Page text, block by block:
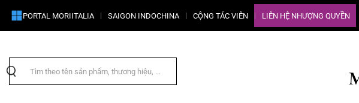
PORTAL MORIITALIA SAIGON INDOCHINA CỘNG TÁC VIÊN LIÊN HỆ NHƯỢNG QUYỀN